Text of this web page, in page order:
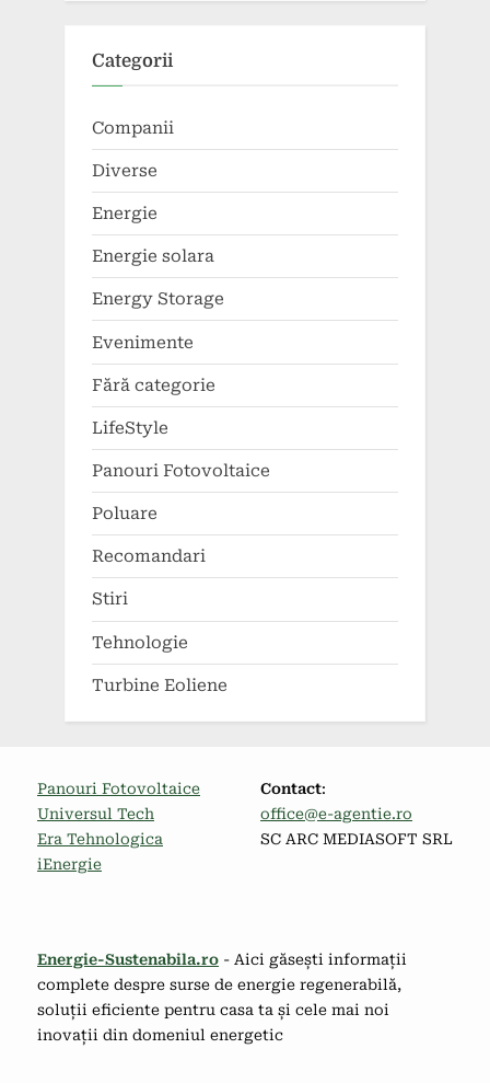
Categorii
Companii
Diverse
Energie
Energie solara
Energy Storage
Evenimente
Fără categorie
LifeStyle
Panouri Fotovoltaice
Poluare
Recomandari
Stiri
Tehnologie
Turbine Eoliene
Panouri Fotovoltaice
Universul Tech
Era Tehnologica
iEnergie
Contact:
office@e-agentie.ro
SC ARC MEDIASOFT SRL
Energie-Sustenabila.ro - Aici găsești informații
complete despre surse de energie regenerabilă,
soluții eficiente pentru casa ta și cele mai noi
inovații din domeniul energetic